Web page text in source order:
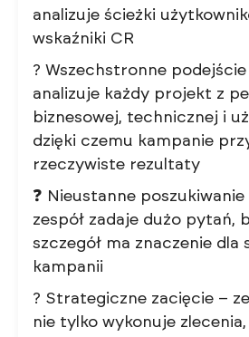
analizuje ścieżki
wskaźniki CR
? Wszechstronne podejście
analizuje każdy projekt z
biznesowej, technicznej i
dzięki czemu kampanie
rzeczywiste rezultaty
❓ Nieustanne
zespół zadaje dużo pytań,
szczegół ma znaczenie dla
kampanii
? Strategiczne zacięcie –
nie tylko wykonuje